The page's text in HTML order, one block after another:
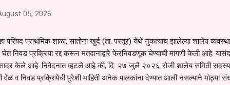
05, 2026
परिषद प्राथमिक शाळा, सातोना खुर्द (ता. परतूर) येथे नुकत्याच झालेल्या शालेय
घेत निवड प्रक्रिया रद्द करून मतदानाद्वारे फेरनिवडणूक घेण्याची मागणी केली आहे.
सादर केले आहे. निवेदनात म्हटले आहे की, दि. २७ जुलै २०२६ रोजी शालेय समिती
वेळ व निवड प्रक्रियेची पुरेशी माहिती अनेक पालकांना देण्यात आली नसल्याने मोठ्या